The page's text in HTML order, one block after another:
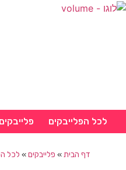
לכל הפלייבקים
דף הבית » פלייבקים» לכל